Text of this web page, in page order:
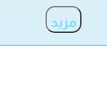
مزيد